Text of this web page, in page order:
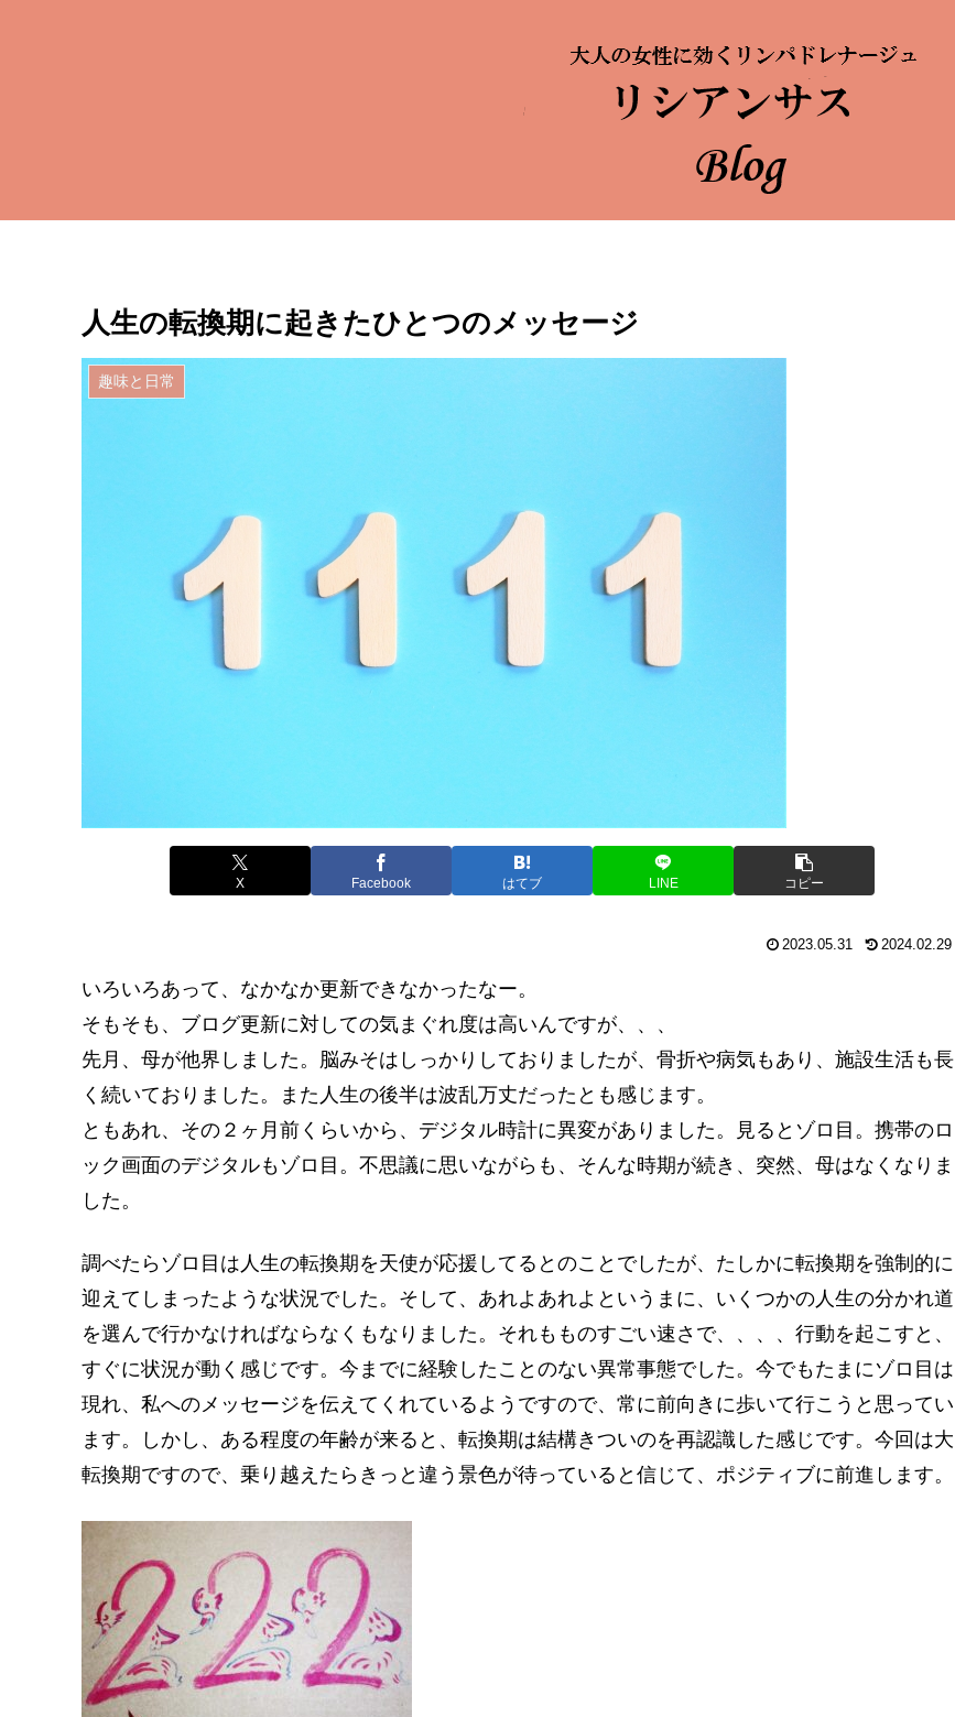
人生の転換期に起きたひとつのメッセージ
趣味と日常
X Facebook はてブ LINE コピー
2023.05.31 2024.02.29
いろいろあって、なかなか更新できなかったなー。
そもそも、ブログ更新に対しての気まぐれ度は高いんですが、、、
先月、母が他界しました。脳みそはしっかりしておりましたが、骨折や病気もあり、施設生活も長
く続いておりました。また人生の後半は波乱万丈だったとも感じます。
ともあれ、その２ヶ月前くらいから、デジタル時計に異変がありました。見るとゾロ目。携帯のロ
ック画面のデジタルもゾロ目。不思議に思いながらも、そんな時期が続き、突然、母はなくなりま
した。
調べたらゾロ目は人生の転換期を天使が応援してるとのことでしたが、たしかに転換期を強制的に
迎えてしまったような状況でした。そして、あれよあれよというまに、いくつかの人生の分かれ道
を選んで行かなければならなくもなりました。それもものすごい速さで、、、、行動を起こすと、
すぐに状況が動く感じです。今までに経験したことのない異常事態でした。今でもたまにゾロ目は
現れ、私へのメッセージを伝えてくれているようですので、常に前向きに歩いて行こうと思ってい
ます。しかし、ある程度の年齢が来ると、転換期は結構きついのを再認識した感じです。今回は大
転換期ですので、乗り越えたらきっと違う景色が待っていると信じて、ポジティブに前進します。